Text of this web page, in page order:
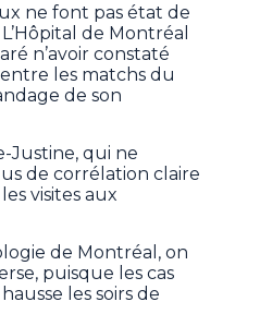
ne font pas état de
de Montréal
n’avoir constaté
les matchs du
de son
Justine, qui ne
de corrélation claire
visites aux
de Montréal, on
puisque les cas
les soirs de